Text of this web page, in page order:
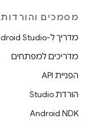
מסמכים והורדות
מדריך ל-Android Studio
מדריכים למפתחים
הפניית API
הורדת Studio
Android NDK